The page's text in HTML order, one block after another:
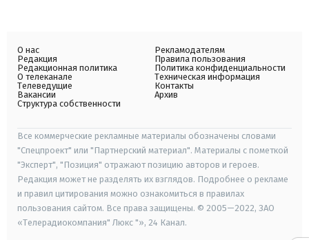
О нас
Редакция
Редакционная политика
О телеканале
Телеведущие
Вакансии
Структура собственности
Рекламодателям
Правила пользования
Политика конфиденциальности
Техническая информация
Контакты
Архив
Все коммерческие рекламные материалы обозначены словами
"Спецпроект" или "Партнерский материал". Материалы с пометкой
"Эксперт", "Позиция" отражают позицию авторов и героев.
Редакция может не разделять их взглядов. Подробнее о рекламе
и правил цитирования можно ознакомиться в правилах
пользования сайтом. Все права защищены. © 2005—2022, ЗАО
«Телерадиокомпания" Люкс "», 24 Канал.